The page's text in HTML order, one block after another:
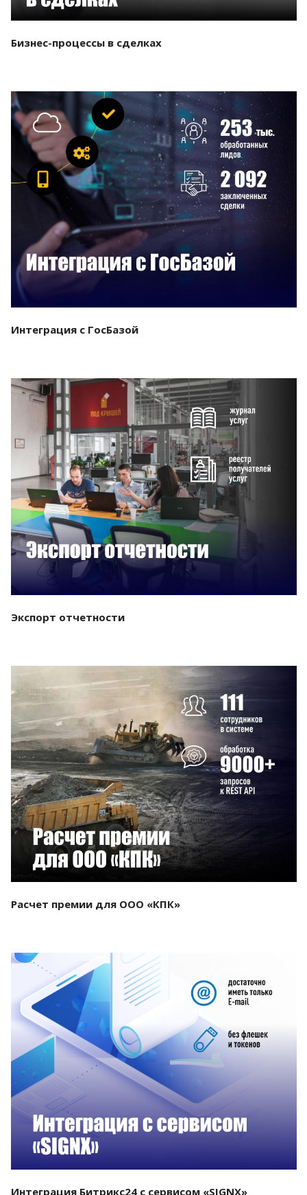
Бизнес-процессы в сделках
Смотреть проект
Интеграция с ГосБазой
Смотреть проект
Экспорт отчетности
Смотреть проект
Расчет премии для ООО «КПК»
Смотреть проект
Интеграция Битрикс24 с сервисом «SIGNX»